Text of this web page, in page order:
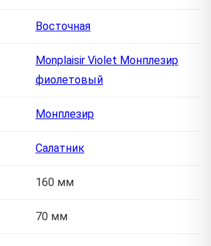
Восточная
Monplaisir Violet Монплезир
фиолетовый
Монплезир
Салатник
160 мм
70 мм